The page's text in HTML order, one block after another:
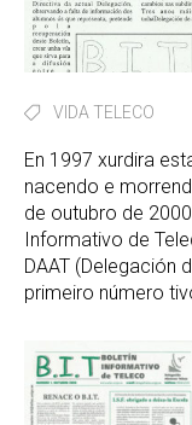
VIDA TELECO
En 1997 xurdira
nacendo e
de outubro de
Informativo de
DAAT (Delegación
primeiro número